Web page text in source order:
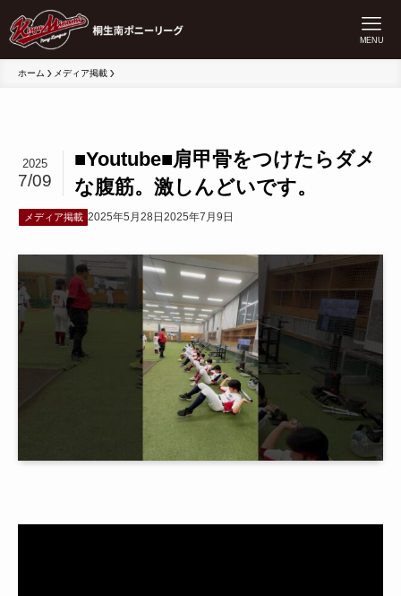
MENU
ホーム メディア掲載
■Youtube■肩甲骨をつけたらダメ
な腹筋。激しんどいです。
2025
7/09
メディア掲載 2025年5月28日 2025年7月9日